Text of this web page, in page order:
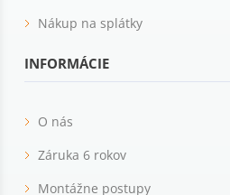
Nákup na splátky
INFORMÁCIE
O nás
Záruka 6 rokov
Montážne postupy